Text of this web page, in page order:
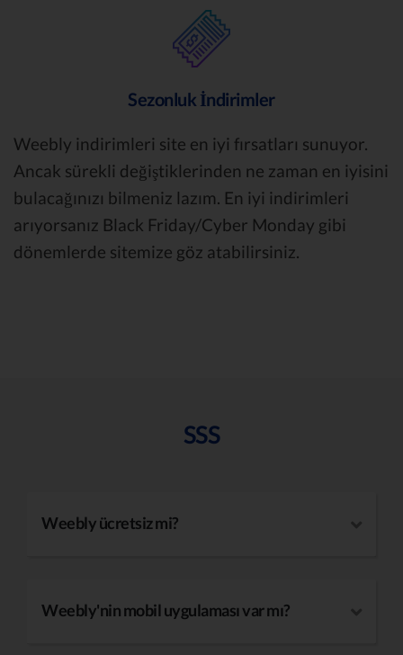
Sezonluk İndirimler
Weebly indirimleri site en iyi fırsatları sunuyor.
Ancak sürekli değiştiklerinden ne zaman en iyisini
bulacağınızı bilmeniz lazım. En iyi indirimleri
arıyorsanız Black Friday/Cyber Monday gibi
dönemlerde sitemize göz atabilirsiniz.
SSS
Weebly ücretsiz mi?
Weebly'nin mobil uygulaması var mı?